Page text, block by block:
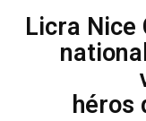
Licra Nice
héros